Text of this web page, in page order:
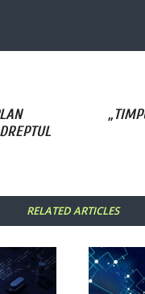
RELATED ARTICLES